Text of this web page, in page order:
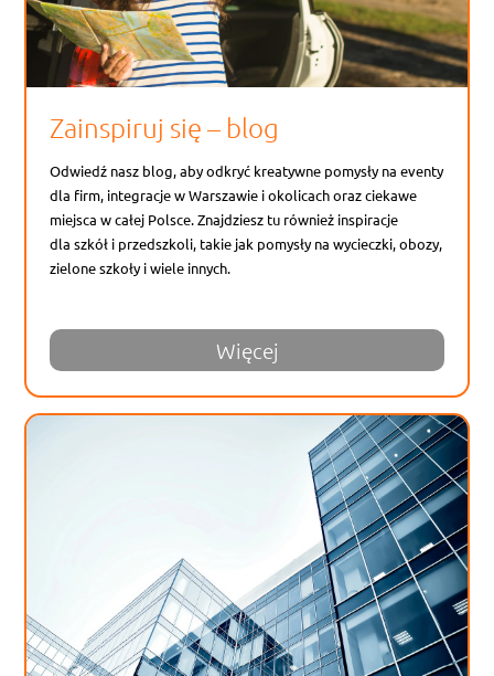
Zainspiruj się – blog
Odwiedź nasz blog, aby odkryć kreatywne pomysły na eventy
dla firm, integracje w Warszawie i okolicach oraz ciekawe
miejsca w całej Polsce. Znajdziesz tu również inspiracje
dla szkół i przedszkoli, takie jak pomysły na wycieczki, obozy,
zielone szkoły i wiele innych.
Więcej